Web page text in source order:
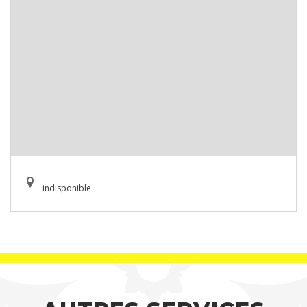
indisponible